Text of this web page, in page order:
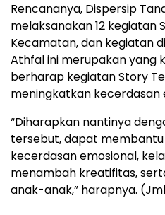
Rencananya, Dispersip
melaksanakan 12 kegiatan
Kecamatan, dan kegiatan
Athfal ini merupakan yang
berharap kegiatan Story
meningkatkan kecerdasan
“Diharapkan nantinya
tersebut, dapat
kecerdasan emosional,
menambah kreatifitas,
anak-anak,” harapnya.